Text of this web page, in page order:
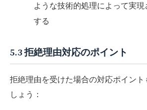
ような技術的処理によって実
する
5.3 拒絶理由対応のポイント
拒絶理由を受けた場合の対応ポイント
しょう：